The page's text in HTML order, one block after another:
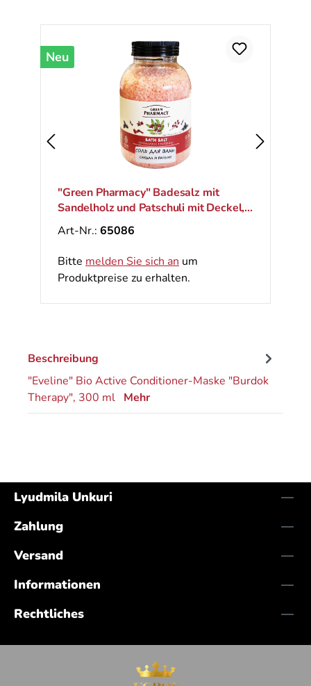
Neu
"Green Pharmacy" Badesalz mit
Sandelholz und Patschuli mit Deckel,
1000 g
Art-Nr.: 65086
Bitte melden Sie sich an um
Produktpreise zu erhalten.
Beschreibung
"Eveline" Bio Active Conditioner-Maske "Burdok
Therapy", 300 ml Mehr
Lyudmila Unkuri
Zahlung
Versand
Informationen
Rechtliches